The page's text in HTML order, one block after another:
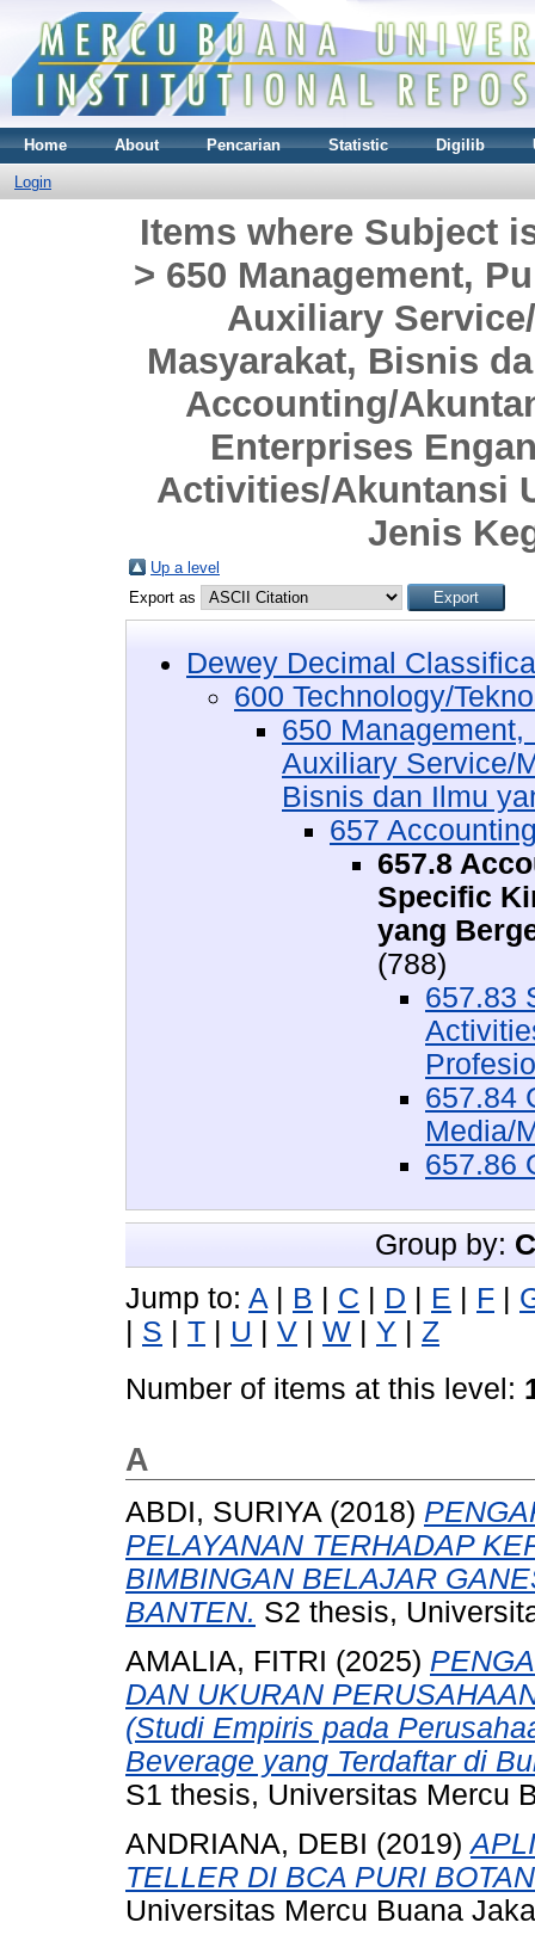
Home About Pencarian Statistic Digilib
Login
Items where Subject
> 650 Management,
Auxiliary
Masyarakat, Bisnis
Accounting/
Enterprises
Activities/Akuntansi
Jenis
Up a level
Export as
Dewey Decimal
600 Technology/
650
Auxiliary Service/
Bisnis dan Ilmu
657
657.8
Specific
yang
(788)
657.83
657.84
Media/
657.86
Group by:
Jump to: A B C D E F
S T U V W Y
Z
Number of items at this level:
A
ABDI, SURIYA (2018)
PELAYANAN TERHADAP
BIMBINGAN BELAJAR
BANTEN. S2 thesis,
AMALIA, FITRI (2025)
DAN UKURAN
(Studi Empiris pada
Beverage yang Terdaftar di
S1 thesis, Universitas Mercu
ANDRIANA, DEBI (2019)
TELLER DI BCA PURI
Universitas Mercu Buana